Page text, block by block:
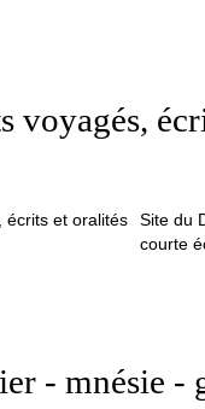
voyagés,
Site du
courte
- mnésie -